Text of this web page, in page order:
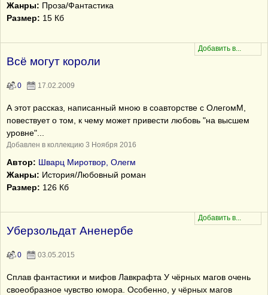
Жанры: Проза/Фантастика
Размер: 15 Кб
Всё могут короли
0 17.02.2009
А этот рассказ, написанный мною в соавторстве с ОлегомМ,
повествует о том, к чему может привести любовь "на высшем
уровне"...
Добавлен в коллекцию 3 Ноября 2016
Автор: Шварц Миротвор, Олегм
Жанры: История/Любовный роман
Размер: 126 Кб
Уберзольдат Аненербе
0 03.05.2015
Сплав фантастики и мифов Лавкрафта У чёрных магов очень
своеобразное чувство юмора. Особенно, у чёрных магов